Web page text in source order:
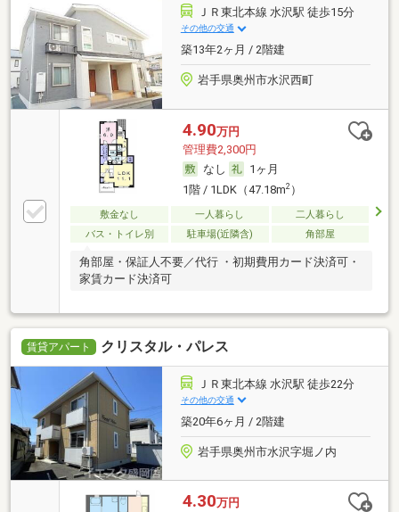
ＪＲ東北本線 水沢駅 徒歩15分
その他の交通
築13年2ヶ月 / 2階建
岩手県奥州市水沢西町
4.90万円
管理費2,300円
なし
1ヶ月
1階 / 1LDK（47.18m2）
敷金なし 一人暮らし
二人暮らし
バス・トイレ別
駐車場(近隣含) 角部屋
角部屋・保証人不要／代行 ・初期費用カード決済可・
家賃カード決済可
賃貸アパート クリスタル・パレス
ＪＲ東北本線 水沢駅 徒歩22分
その他の交通
築20年6ヶ月 / 2階建
岩手県奥州市水沢字堀ノ内
4.30万円